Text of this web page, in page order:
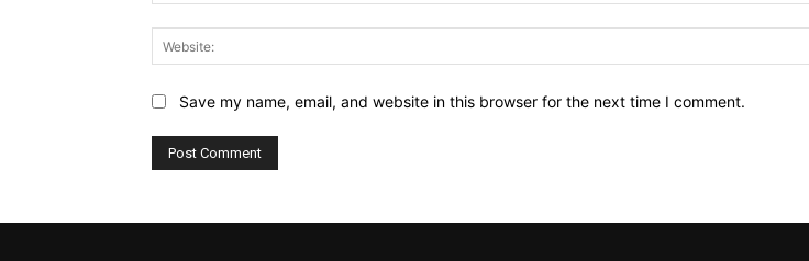
Save my name, email, and website in this browser for the next time I comment.